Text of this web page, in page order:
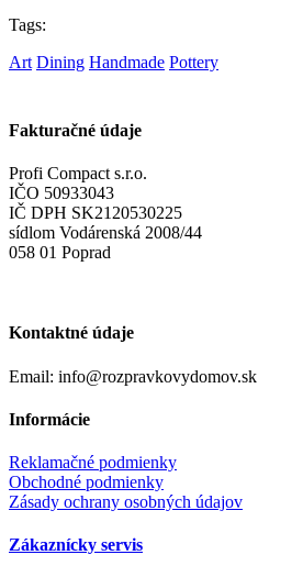
Tags:
Art Dining Handmade Pottery
Fakturačné údaje
Profi Compact s.r.o.
IČO 50933043
IČ DPH SK2120530225
sídlom Vodárenská 2008/44
058 01 Poprad
Kontaktné údaje
Email: info@rozpravkovydomov.sk
Informácie
Reklamačné podmienky
Obchodné podmienky
Zásady ochrany osobných údajov
Zákaznícky servis